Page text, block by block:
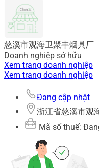
慈溪市观海卫聚丰烟具厂
Doanh nghiệp sở hữu
Xem trang doanh nghiệp
Xem trang doanh nghiệp
Đang cập nhật
浙江省慈溪市观
Mã số thuế: